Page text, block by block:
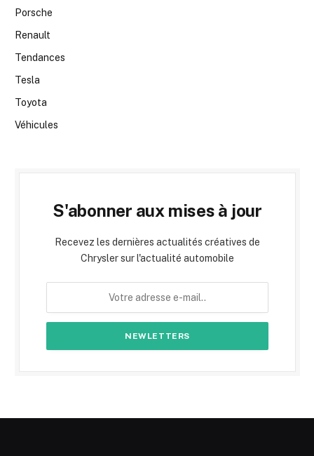
Porsche
Renault
Tendances
Tesla
Toyota
Véhicules
S'abonner aux mises à jour
Recevez les dernières actualités créatives de
Chrysler sur l'actualité automobile